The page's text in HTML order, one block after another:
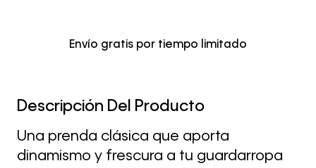
Envío gratis por tiempo limitado
Descripción Del Producto
Una prenda clásica que aporta
dinamismo y frescura a tu guardarropa